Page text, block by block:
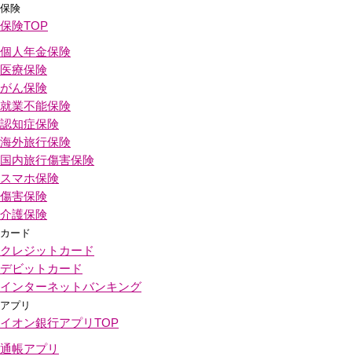
保険
保険TOP
個人年金保険
医療保険
がん保険
就業不能保険
認知症保険
海外旅行保険
国内旅行傷害保険
スマホ保険
傷害保険
介護保険
カード
クレジットカード
デビットカード
インターネットバンキング
アプリ
イオン銀行アプリ TOP
通帳アプリ